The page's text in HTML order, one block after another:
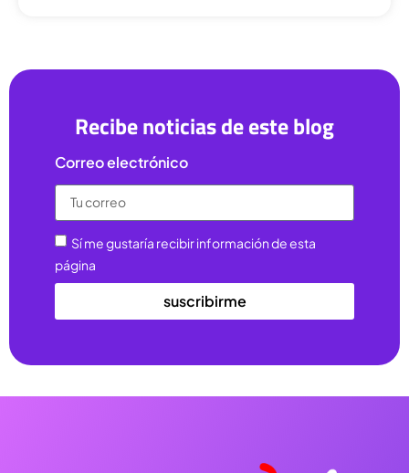
Recibe noticias de este blog
Correo electrónico
Sí me gustaría recibir información de esta
página
suscribirme